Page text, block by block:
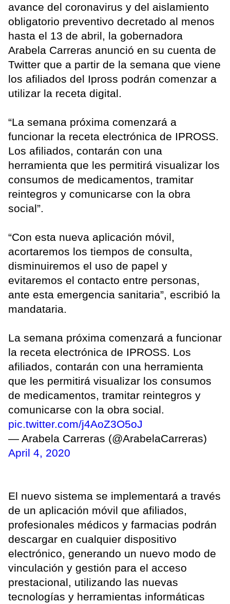
avance del coronavirus y del aislamiento
obligatorio preventivo decretado al menos
hasta el 13 de abril, la gobernadora
Arabela Carreras anunció en su cuenta de
Twitter que a partir de la semana que viene
los afiliados del Ipross podrán comenzar a
utilizar la receta digital.
“La semana próxima comenzará a
funcionar la receta electrónica de IPROSS.
Los afiliados, contarán con una
herramienta que les permitirá visualizar los
consumos de medicamentos, tramitar
reintegros y comunicarse con la obra
social”.
“Con esta nueva aplicación móvil,
acortaremos los tiempos de consulta,
disminuiremos el uso de papel y
evitaremos el contacto entre personas,
ante esta emergencia sanitaria”, escribió la
mandataria.
La semana próxima comenzará a funcionar
la receta electrónica de IPROSS. Los
afiliados, contarán con una herramienta
que les permitirá visualizar los consumos
de medicamentos, tramitar reintegros y
comunicarse con la obra social.
pic.twitter.com/j4AoZ3O5oJ
— Arabela Carreras (@ArabelaCarreras)
April 4, 2020
El nuevo sistema se implementará a través
de un aplicación móvil que afiliados,
profesionales médicos y farmacias podrán
descargar en cualquier dispositivo
electrónico, generando un nuevo modo de
vinculación y gestión para el acceso
prestacional, utilizando las nuevas
tecnologías y herramientas informáticas